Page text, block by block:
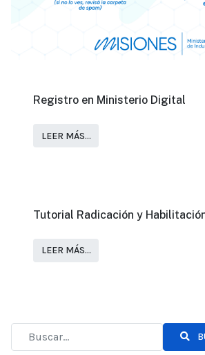
Registro en Ministerio Digital
LEER MÁS…
Tutorial Radicación y
LEER MÁS…